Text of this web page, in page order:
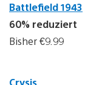
Battlefield 1943
60% reduziert
Bisher €9.99
Crysis